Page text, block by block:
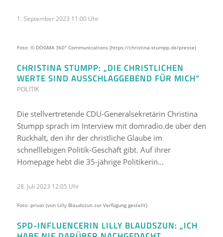
1. September 2023 11:00 Uhr
Foto: © DOGMA 360° Communications (https://christina-stumpp.de/presse)
CHRISTINA STUMPP: „DIE CHRISTLICHEN
WERTE SIND AUSSCHLAGGEBEND FÜR MICH“
POLITIK
Die stellvertretende CDU-Generalsekretärin Christina
Stumpp sprach im Interview mit domradio.de über den
Rückhalt, den ihr der christliche Glaube im
schnelllebigen Politik-Geschäft gibt. Auf ihrer
Homepage hebt die 35-jährige Politikerin…
28. Juli 2023 12:05 Uhr
Foto: privat (von Lilly Blaudszun zur Verfügung gestellt)
SPD-INFLUENCERIN LILLY BLAUDSZUN: „ICH